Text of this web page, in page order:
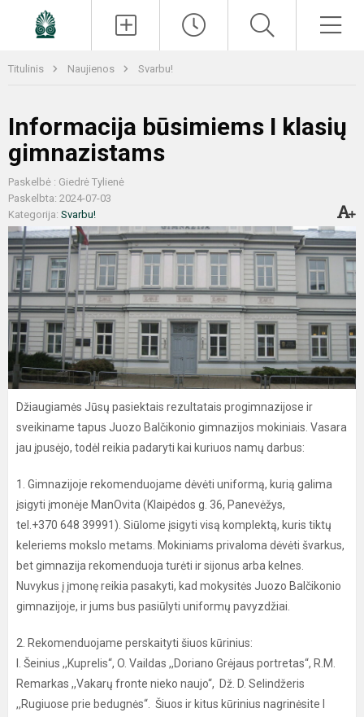
Titulinis Naujienos Svarbu!
Informacija būsimiems I klasių
gimnazistams
Paskelbė : Giedrė Tylienė
Paskelbta: 2024-07-03
Kategorija: Svarbu!
Džiaugiamės Jūsų pasiektais rezultatais progimnazijose ir
sveikiname tapus Juozo Balčikonio gimnazijos mokiniais. Vasara
jau įpusėjo, todėl reikia padaryti kai kuriuos namų darbus:
1. Gimnazijoje rekomenduojame dėvėti uniformą, kurią galima
įsigyti įmonėje ManOvita (Klaipėdos g. 36, Panevėžys,
tel.+370 648 39991). Siūlome įsigyti visą komplektą, kuris tiktų
keleriems mokslo metams. Mokiniams privaloma dėvėti švarkus,
bet gimnazija rekomenduoja turėti ir sijonus arba kelnes.
Nuvykus į įmonę reikia pasakyti, kad mokysitės Juozo Balčikonio
gimnazijoje, ir jums bus pasiūlyti uniformų pavyzdžiai.
2. Rekomenduojame perskaityti šiuos kūrinius:
I. Šeinius ,,Kuprelis“, O. Vaildas ,,Doriano Grėjaus portretas“, R.M.
Remarkas ,,Vakarų fronte nieko naujo“, Dž. D. Selindžeris
,,Rugiuose prie bedugnės“. Šiuos ir kitus kūrinius nagrinėsite I